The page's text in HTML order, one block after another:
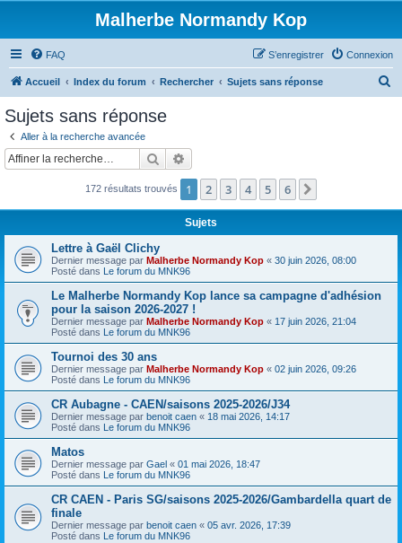
Malherbe Normandy Kop
FAQ Connexion
S’enregistrer
Accueil Index du forum Rechercher Sujets sans réponse
c
Sujets sans réponse
Aller à la recherche avancée
Rechercher
172 résultats trouvés 1 2 3 4 5 6
Sujets
Lettre à Gaël Clichy
Dernier message par Malherbe Normandy Kop « 30 juin 2026, 08:00
Posté dans Le forum du MNK96
Le Malherbe Normandy Kop lance sa campagne d'adhésion
pour la saison 2026-2027 !
Dernier message par Malherbe Normandy Kop « 17 juin 2026, 21:04
Posté dans Le forum du MNK96
Tournoi des 30 ans
Dernier message par Malherbe Normandy Kop « 02 juin 2026, 09:26
Posté dans Le forum du MNK96
CR Aubagne - CAEN/saisons 2025-2026/J34
Dernier message par benoit caen « 18 mai 2026, 14:17
Posté dans Le forum du MNK96
Matos
Dernier message par Gael « 01 mai 2026, 18:47
Posté dans Le forum du MNK96
CR CAEN - Paris SG/saisons 2025-2026/Gambardella quart de
finale
Dernier message par benoit caen « 05 avr. 2026, 17:39
Posté dans Le forum du MNK96